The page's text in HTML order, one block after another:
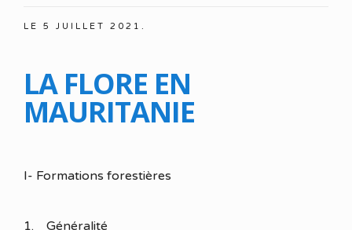
LE 5 JUILLET 2021
LA FLORE EN
MAURITANIE
I- Formations forestières
1. Généralité